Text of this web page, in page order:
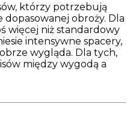
którzy potrzebują
dopasowanej obroży. Dla
więcej niż standardowy
intensywne spacery,
wygląda. Dla tych,
między wygodą a